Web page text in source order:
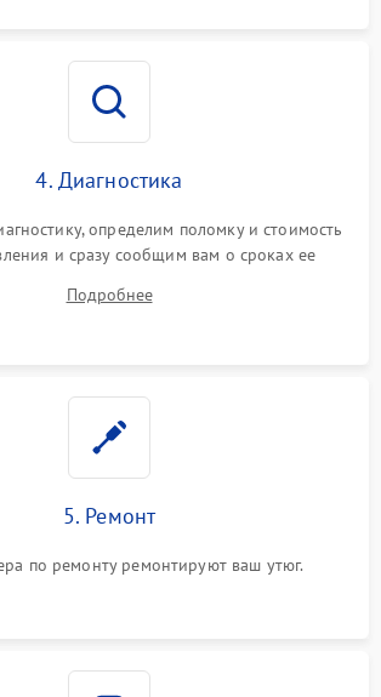
4. Диагностика
определим поломку и стоимость
и сразу сообщим вам о сроках ее
Подробнее
5. Ремонт
по ремонту ремонтируют ваш утюг.